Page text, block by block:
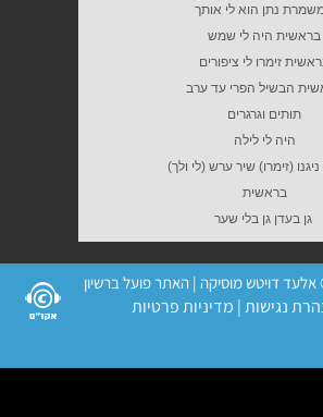
נתן הוא לי אותך
בראשית היה לי שמש
זימרו לי ציפורים
הבשיל הפרי עד ערב
תותים וגרגרים
היה לי לילה
(זימרו) שיר ערש (לי ולך)
בראשית
גן בעדן גן בלי שער
נגישות| מדיניות פרטיות